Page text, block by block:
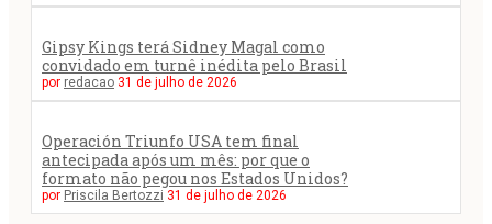
Gipsy Kings terá Sidney Magal como
convidado em turnê inédita pelo Brasil
por redacao 31 de julho de 2026
Operación Triunfo USA tem final
antecipada após um mês: por que o
formato não pegou nos Estados Unidos?
por Priscila Bertozzi 31 de julho de 2026